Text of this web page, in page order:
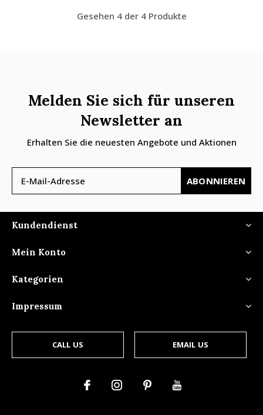
Gesehen 4 der 4 Produkte
Melden Sie sich für unseren
Newsletter an
Erhalten Sie die neuesten Angebote und Aktionen
ABONNIEREN
Kundendienst
Mein Konto
Kategorien
Impressum
CALL US EMAIL US